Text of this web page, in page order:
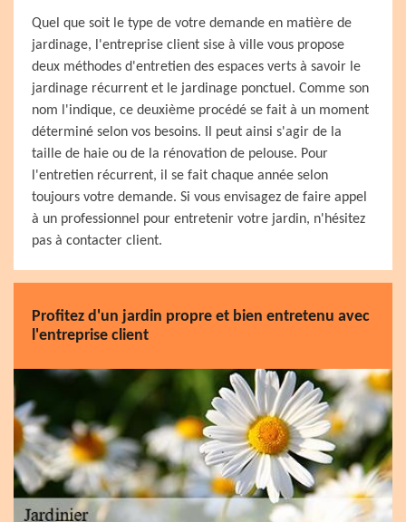
Quel que soit le type de votre demande en matière de
jardinage, l'entreprise client sise à ville vous propose
deux méthodes d'entretien des espaces verts à savoir le
jardinage récurrent et le jardinage ponctuel. Comme son
nom l'indique, ce deuxième procédé se fait à un moment
déterminé selon vos besoins. Il peut ainsi s'agir de la
taille de haie ou de la rénovation de pelouse. Pour
l'entretien récurrent, il se fait chaque année selon
toujours votre demande. Si vous envisagez de faire appel
à un professionnel pour entretenir votre jardin, n'hésitez
pas à contacter client.
Profitez d'un jardin propre et bien entretenu avec
l'entreprise client